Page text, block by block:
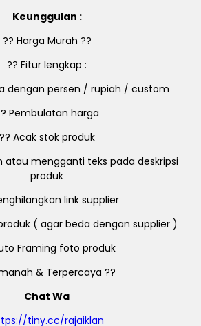
Keunggulan :
?? Harga Murah ??
?? Fitur lengkap :
dengan persen / rupiah / custom
Pembulatan harga
?? Acak stok produk
atau mengganti teks pada deskripsi
produk
link supplier
( agar beda dengan supplier )
Framing foto produk
& Terpercaya ??
Chat Wa
tiny.cc/rajaiklan